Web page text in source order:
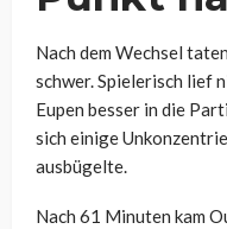
Nach dem Wechsel
schwer. Spielerisch lief
Eupen besser in die
sich einige
ausbügelte.
Nach 61 Minuten kam